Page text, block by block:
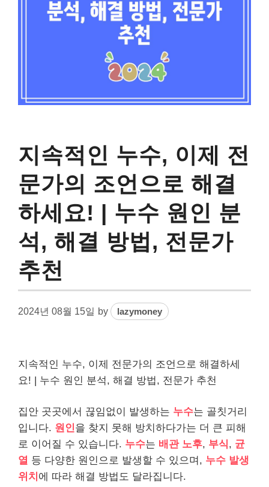
지속적인 누수, 이제 전
문가의 조언으로 해결
하세요! | 누수 원인 분
석, 해결 방법, 전문가
추천
2024년 08월 15일 by lazymoney
지속적인 누수, 이제 전문가의 조언으로 해결하세
요! | 누수 원인 분석, 해결 방법, 전문가 추천
집안 곳곳에서 끊임없이 발생하는 누수는 골칫거리
입니다. 원인을 찾지 못해 방치하다가는 더 큰 피해
로 이어질 수 있습니다. 누수는 배관 노후, 부식, 균
열 등 다양한 원인으로 발생할 수 있으며, 누수 발생
위치 에 따라 해결 방법도 달라집니다.